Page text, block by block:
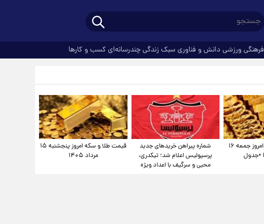
فرهنگیورزشی دانش و فناوری سبک زندگیچندرسانه‌ای کسب و کارها
قیمت طلا و سکه امروز جمعه ۱۶
شماره پیراهن خریدهای جدید
پرسپولیس اعلام شد؛ تیکدری،
محبی و سرگیف با اعداد ویژه
قیمت طلا و سکه امروز پنجشنبه ۱۵
مرداد ۱۴۰۵